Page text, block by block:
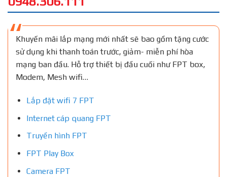
Khuyến mãi lắp mạng mới nhất sẽ bao gồm tặng cước
sử dụng khi thanh toán trước, giảm- miễn phí hòa
mạng ban đầu. Hỗ trợ thiết bị đầu cuối như FPT box,
Modem, Mesh wifi…
Lắp đặt wifi 7 FPT
Internet cáp quang FPT
Truyền hình FPT
FPT Play Box
Camera FPT